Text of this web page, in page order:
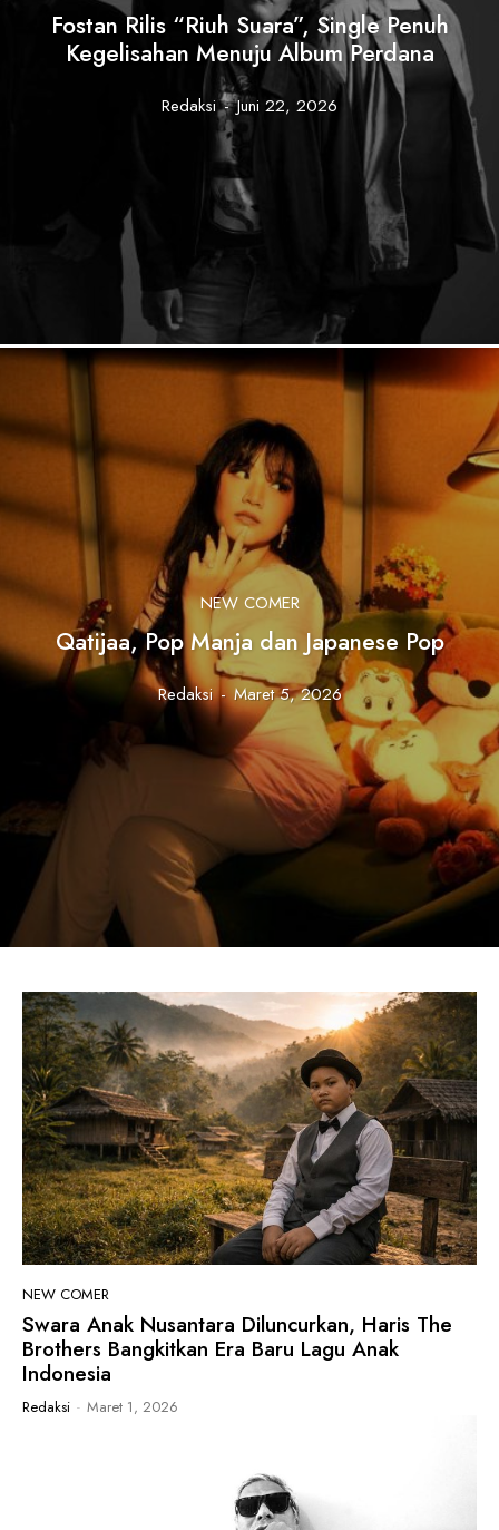
Fostan Rilis “Riuh Suara”, Single Penuh
Kegelisahan Menuju Album Perdana
Redaksi - Juni 22, 2026
NEW COMER
Qatijaa, Pop Manja dan Japanese Pop
Redaksi - Maret 5, 2026
NEW COMER
Swara Anak Nusantara Diluncurkan, Haris The
Brothers Bangkitkan Era Baru Lagu Anak
Indonesia
Redaksi - Maret 1, 2026